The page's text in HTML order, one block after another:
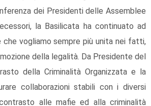
dei Presidenti delle Assemblee
la Basilicata ha continuato ad
che vogliamo sempre più unita nei fatti,
della legalità. Da Presidente del
della Criminalità Organizzata e la
collaborazioni stabili con i diversi
alle mafie ed alla criminalità